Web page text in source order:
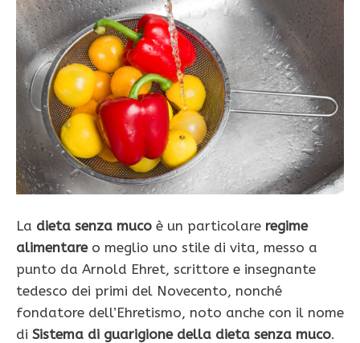
La dieta senza muco è un particolare regime
alimentareo meglio uno stile di vita, messo a
punto da Arnold Ehret, scrittore e insegnante
tedesco dei primi del Novecento, nonché
fondatore dell’Ehretismo, noto anche con il nome
di Sistema di guarigione della dieta senza muco.